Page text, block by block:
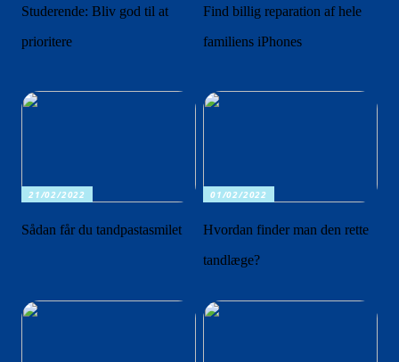
Studerende: Bliv god til at
prioritere
Find billig reparation af hele
familiens iPhones
21/02/2022
Sådan får du tandpastasmilet
01/02/2022
Hvordan finder man den rette
tandlæge?